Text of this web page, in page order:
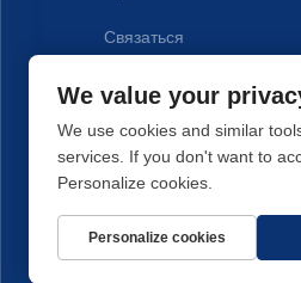
Связаться
Авторские права © 2025
We value your
We use cookies and similar
services. If you don't want to
Personalize cookies.
Personalize cookies